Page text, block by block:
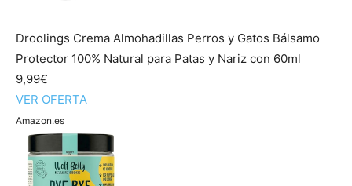
Droolings Crema Almohadillas Perros y Gatos Bálsamo
Protector 100% Natural para Patas y Nariz con 60ml
9,99€
VER OFERTA
Amazon.es